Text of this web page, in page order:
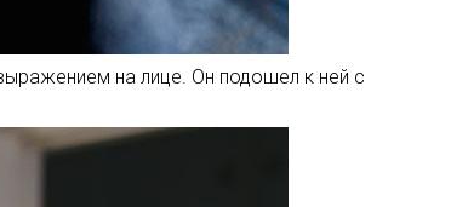
на лице. Он подошел к ней с